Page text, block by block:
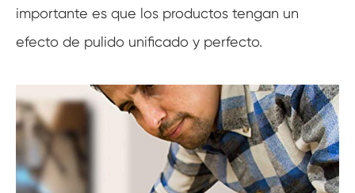
importante es que los productos tengan un
efecto de pulido unificado y perfecto.